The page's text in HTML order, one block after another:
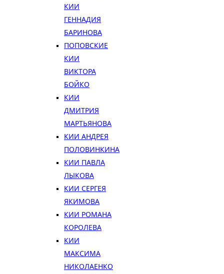
КИИ
ГЕННАДИЯ
БАРИНОВА
ПОПОВСКИЕ
КИИ
ВИКТОРА
БОЙКО
КИИ
ДМИТРИЯ
МАРТЬЯНОВА
КИИ АНДРЕЯ
ПОЛОВИНКИНА
КИИ ПАВЛА
ЛЫКОВА
КИИ СЕРГЕЯ
ЯКИМОВА
КИИ РОМАНА
КОРОЛЕВА
КИИ
МАКСИМА
НИКОЛАЕНКО